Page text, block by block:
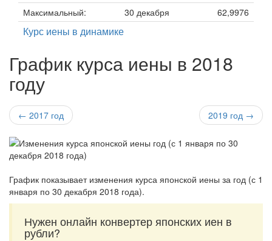
Максимальный:
30 декабря 62,9976
Курс иены в динамике
График курса иены в 2018
году
← 2017 год 2019 год →
График показывает изменения курса японской иены за год (с 1
января по 30 декабря 2018 года).
Нужен онлайн конвертер японских иен в
рубли?